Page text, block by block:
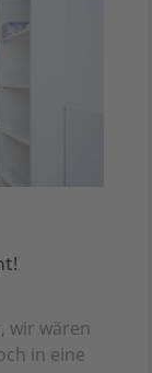
wir wären
in eine